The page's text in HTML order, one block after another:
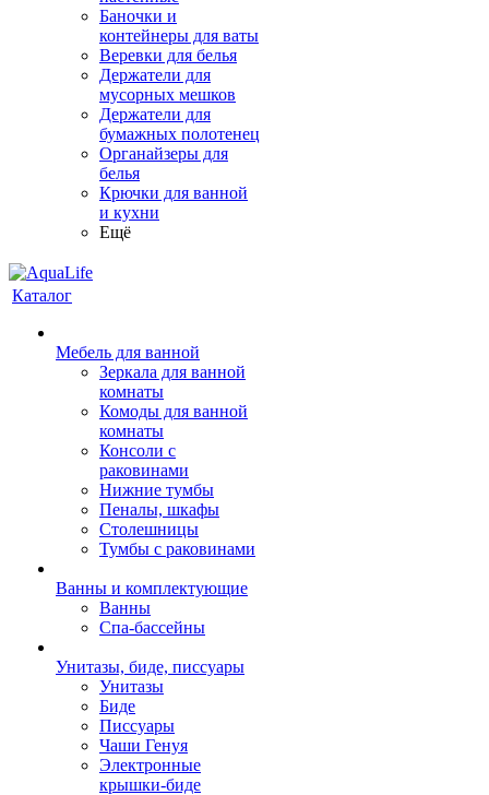
Баночки и
контейнеры для ваты
Веревки для белья
Держатели для
мусорных мешков
Держатели для
бумажных полотенец
Органайзеры для
белья
Крючки для ванной
и кухни
Ещё
Каталог
Мебель для ванной
Зеркала для ванной
комнаты
Комоды для ванной
комнаты
Консоли с
раковинами
Нижние тумбы
Пеналы, шкафы
Столешницы
Тумбы с раковинами
Ванны и комплектующие
Ванны
Спа-бассейны
Унитазы, биде, писсуары
Унитазы
Биде
Писсуары
Чаши Генуя
Электронные
крышки-биде